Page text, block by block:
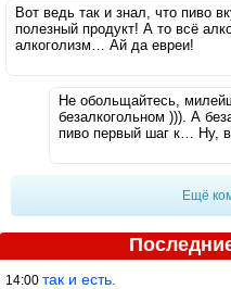
Вот ведь так и знал, что пиво
полезный продукт! А то всё
алкоголизм… Ай да евреи!
Не обольщайтесь,
безалкогольном ))). А
пиво первый шаг к… Ну,
Ещё
14:00 так и есть.